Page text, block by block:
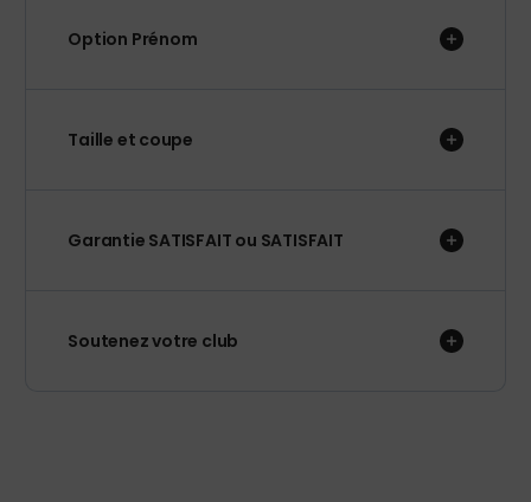
Option Prénom
Taille et coupe
Garantie SATISFAIT ou SATISFAIT
Soutenez votre club